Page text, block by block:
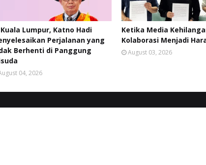
Lumpur, Katno Hadi
Perjalanan yang
Berhenti di Panggung
04, 2026
Ketika Media
Kolaborasi Menjadi
August 03, 2026